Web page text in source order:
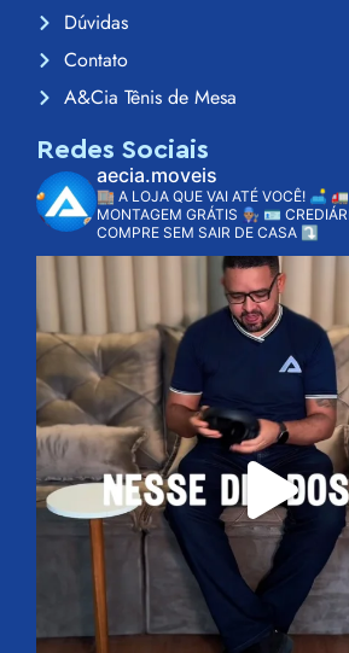
Dúvidas
Contato
A&Cia Tênis de Mesa
Redes Sociais
aecia.moveis
🏬 A LOJA QUE VAI ATÉ VOCÊ! 🛋️ 🚛
MONTAGEM GRÁTIS 👨🏽‍🔧 🪪
COMPRE SEM SAIR DE CASA ⤵️